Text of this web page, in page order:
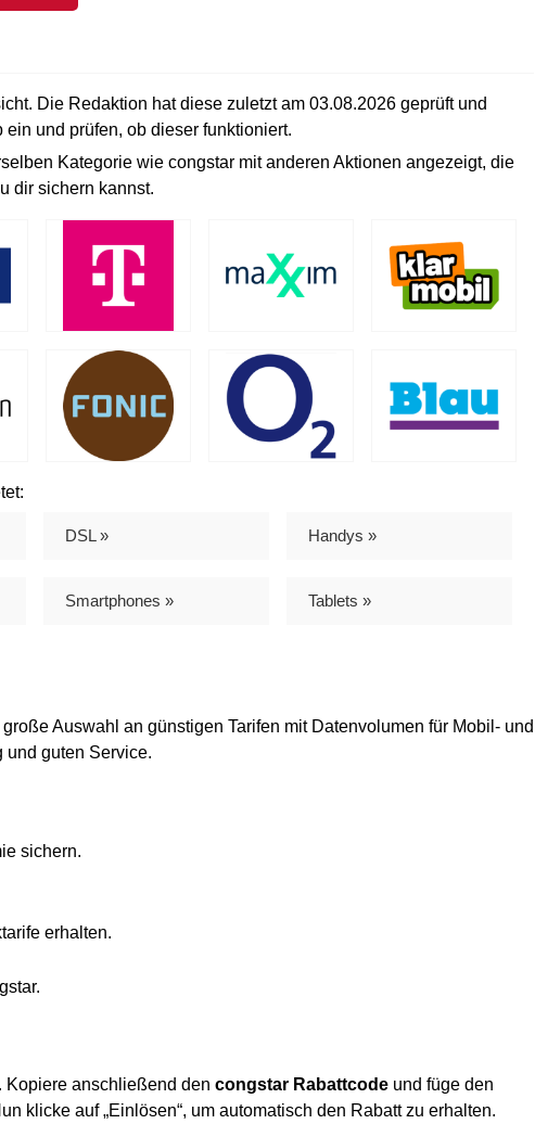
Die Redaktion hat diese zuletzt am 03.08.2026 geprüft und
und prüfen, ob dieser funktioniert.
Kategorie wie congstar mit anderen Aktionen angezeigt, die
dir sichern kannst.
DSL » Handys »
Smartphones » Tablets »
Auswahl an günstigen Tarifen mit Datenvolumen für Mobil- und
und guten Service.
sichern.
erhalten.
Kopiere anschließend den congstar Rabattcode und füge den
klicke auf „Einlösen“, um automatisch den Rabatt zu erhalten.